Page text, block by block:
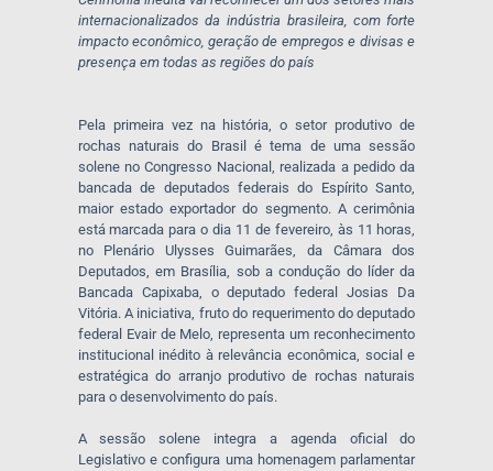
internacionalizados da indústria brasileira, com forte
impacto econômico, geração de empregos e divisas e
presença em todas as regiões do país
Pela primeira vez na história, o setor produtivo de
rochas naturais do Brasil é tema de uma sessão
solene no Congresso Nacional, realizada a pedido da
bancada de deputados federais do Espírito Santo,
maior estado exportador do segmento. A cerimônia
está marcada para o dia 11 de fevereiro, às 11 horas,
no Plenário Ulysses Guimarães, da Câmara dos
Deputados, em Brasília, sob a condução do líder da
Bancada Capixaba, o deputado federal Josias Da
Vitória. A iniciativa, fruto do requerimento do deputado
federal Evair de Melo, representa um reconhecimento
institucional inédito à relevância econômica, social e
estratégica do arranjo produtivo de rochas naturais
para o desenvolvimento do país.
A sessão solene integra a agenda oficial do
Legislativo e configura uma homenagem parlamentar